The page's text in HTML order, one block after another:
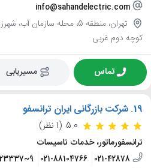
info@sahandelectric.com
تهران، منطقه 5، محله سازمان
کوچه دوم غربی
تماس مسیریابی
19. شرکت بازرگانی ایران ترانسفو
5.0 (1 نظر)
ترانسفورماتور، خدمات تاسیسات
021-42878
021-88104766